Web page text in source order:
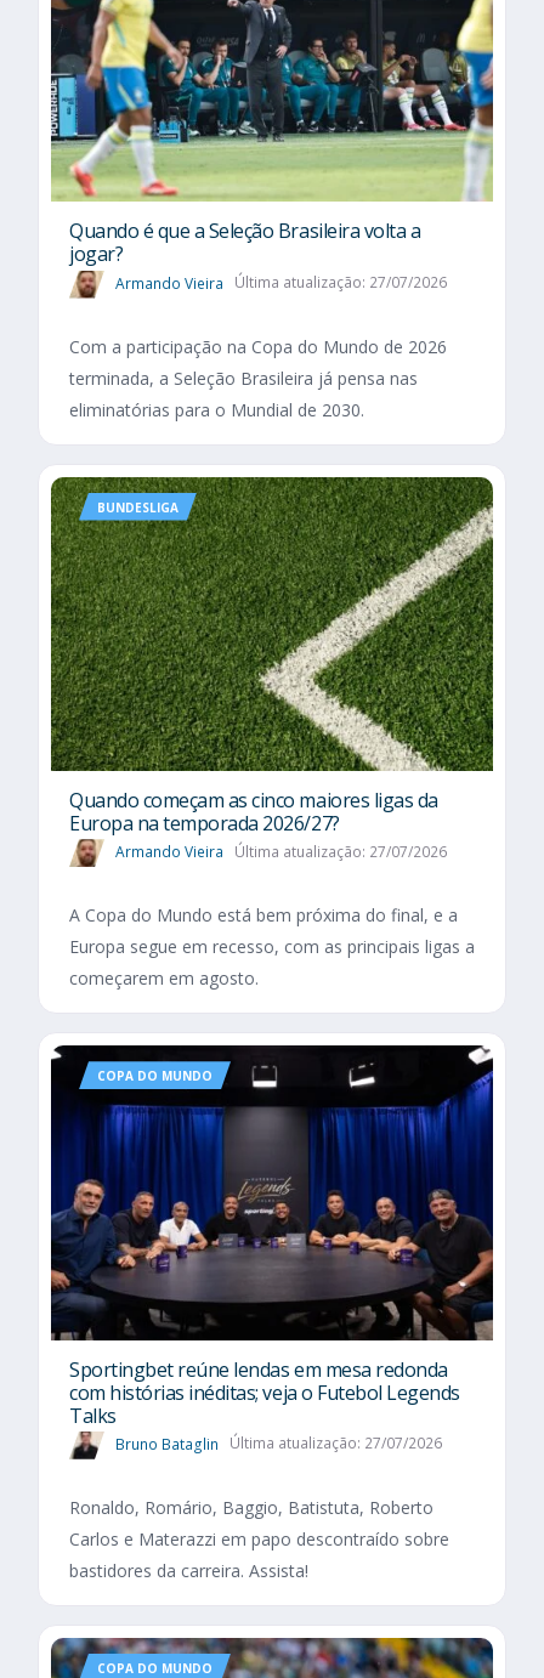
Quando é que a Seleção Brasileira volta a
jogar?
Armando Vieira Última atualização: 27/07/2026
Com a participação na Copa do Mundo de 2026
terminada, a Seleção Brasileira já pensa nas
eliminatórias para o Mundial de 2030.
BUNDESLIGA
Quando começam as cinco maiores ligas da
Europa na temporada 2026/27?
Armando Vieira Última atualização: 27/07/2026
A Copa do Mundo está bem próxima do final, e a
Europa segue em recesso, com as principais ligas a
começarem em agosto.
COPA DO MUNDO
Sportingbet reúne lendas em mesa redonda
com histórias inéditas; veja o Futebol Legends
Talks
Bruno Bataglin Última atualização: 27/07/2026
Ronaldo, Romário, Baggio, Batistuta, Roberto
Carlos e Materazzi em papo descontraído sobre
bastidores da carreira. Assista!
COPA DO MUNDO